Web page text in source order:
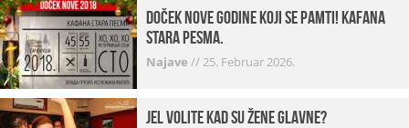
Doček Nove godine koji se pamti! Kafana
Stara pesma.
Najave //25. Februar 2026.
Jel volite kad su žene glavne?